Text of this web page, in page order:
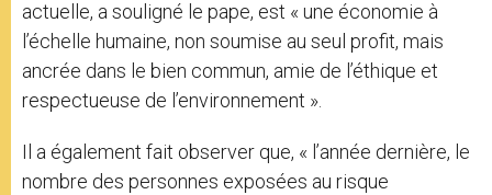
actuelle, a souligné le pape, est « une économie à
l’échelle humaine, non soumise au seul profit, mais
ancrée dans le bien commun, amie de l’éthique et
respectueuse de l’environnement ».
Il a également fait observer que, « l’année dernière, le
nombre des personnes exposées au risque